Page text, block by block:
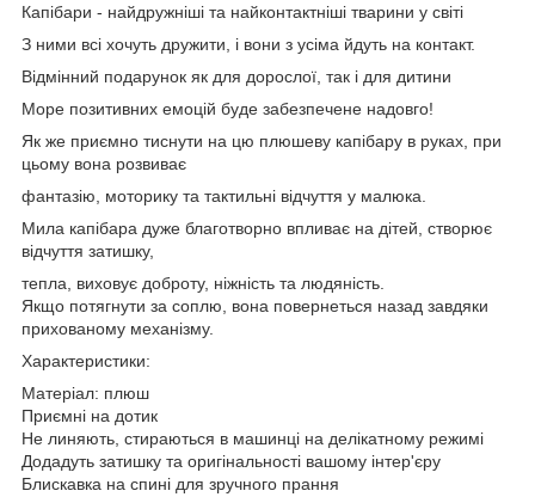
Капібари - найдружніші та найконтактніші тварини у світі
З ними всі хочуть дружити, і вони з усіма йдуть на контакт.
Відмінний подарунок як для дорослої, так і для дитини
Море позитивних емоцій буде забезпечене надовго!
Як же приємно тиснути на цю плюшеву капібару в руках, при
цьому вона розвиває
фантазію, моторику та тактильні відчуття у малюка.
Мила капібара дуже благотворно впливає на дітей, створює
відчуття затишку,
тепла, виховує доброту, ніжність та людяність.
Якщо потягнути за соплю, вона повернеться назад завдяки
прихованому механізму.
Характеристики:
Матеріал: плюш
Приємні на дотик
Не линяють, стираються в машинці на делікатному режимі
Додадуть затишку та оригінальності вашому інтер'єру
Блискавка на спині для зручного прання